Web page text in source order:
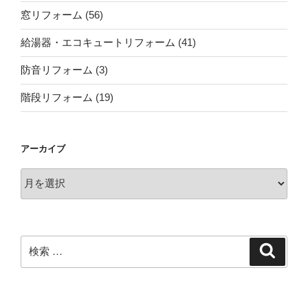
窓リフォーム (56)
給湯器・エコキュートリフォーム (41)
防音リフォーム (3)
階段リフォーム (19)
アーカイブ
ー
索: